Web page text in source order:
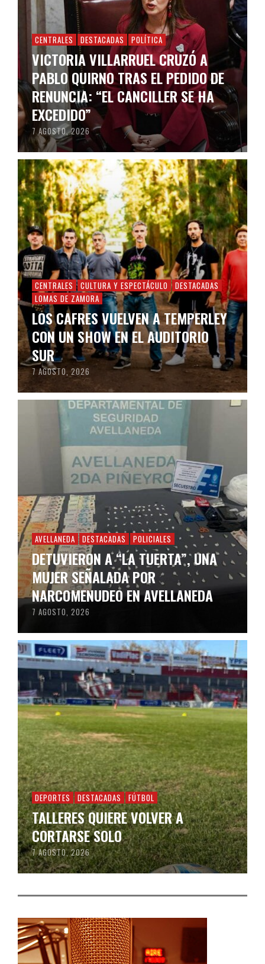
CENTRALES DESTACADAS POLÍTICA
VICTORIA VILLARRUEL CRUZÓ A
PABLO QUIRNO TRAS EL PEDIDO DE
RENUNCIA: “EL CANCILLER SE HA
EXCEDIDO”
7 AGOSTO, 2026
CENTRALES CULTURA Y ESPECTÁCULO
DESTACADAS
LOMAS DE ZAMORA
LOS CAFRES VUELVEN A TEMPERLEY
CON UN SHOW EN EL AUDITORIO
SUR
7 AGOSTO, 2026
AVELLANEDA DESTACADAS POLICIALES
DETUVIERON A “LA TUERTA”, UNA
MUJER SEÑALADA POR
NARCOMENUDEO EN AVELLANEDA
7 AGOSTO, 2026
DEPORTES DESTACADAS FÚTBOL
TALLERES QUIERE VOLVER A
CORTARSE SOLO
7 AGOSTO, 2026